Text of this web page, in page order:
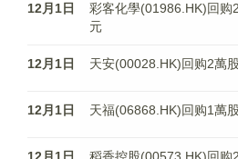
12月1日
彩客化學(01986.HK)回
元
12月1日 天安(00028.HK)回购2萬
12月1日 天福(06868.HK)回购1萬